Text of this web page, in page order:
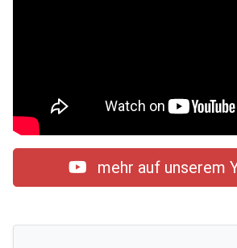
mehr auf unserem